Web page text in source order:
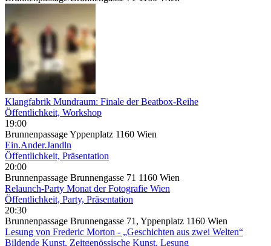
Klangfabrik Mundraum: Finale der Beatbox-Reihe
Öffentlichkeit, Workshop
19:00
Brunnenpassage Yppenplatz 1160 Wien
Ein.Ander.Jandln
Öffentlichkeit, Präsentation
20:00
Brunnenpassage Brunnengasse 71 1160 Wien
Relaunch-Party Monat der Fotografie Wien
Öffentlichkeit, Party, Präsentation
20:30
Brunnenpassage Brunnengasse 71, Yppenplatz 1160 Wien
Lesung von Frederic Morton - „Geschichten aus zwei Welten“
Bildende Kunst, Zeitgenössische Kunst, Lesung